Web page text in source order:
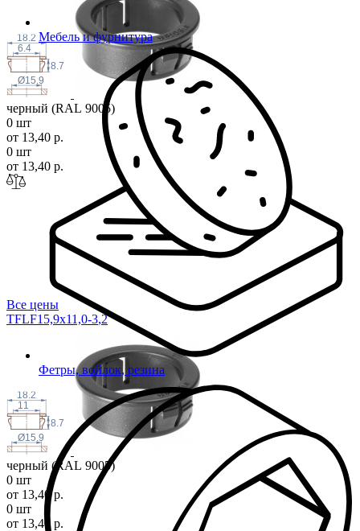
Мебель и фурнитура
Фетры, войлок, резина
8.7
Ø15.9
6.4
18.2
черный (RAL 9005)
0 шт
от 13,40 р.
0 шт
от 13,40 р.
Все цены
TFLF15,9x11,0-3,2
8.7
Ø15.9
11
18.2
черный (RAL 9005)
0 шт
от 13,40 р.
0 шт
от 13,40 р.